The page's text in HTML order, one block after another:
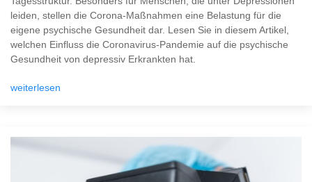
leiden, stellen die Corona-Maßnahmen eine Belastung für die
eigene psychische Gesundheit dar. Lesen Sie in diesem Artikel,
welchen Einfluss die Coronavirus-Pandemie auf die psychische
Gesundheit von depressiv Erkrankten hat.
weiterlesen